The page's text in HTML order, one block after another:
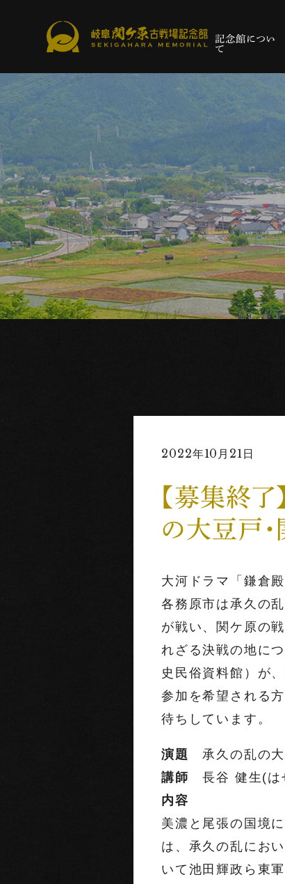
記念館につい
て
2022年10月21日
【募集終了
の大豆戸
大河ドラマ「鎌倉
各務原市は承久の
が戦い、関ケ原の
れざる決戦の地に
史民俗資料館）が
参加を希望される方
待ちしています。
演題
承久の乱の大
講師 長谷 健生(は
内容
美濃と尾張の国境
は、承久の乱にお
いて池田輝政ら東